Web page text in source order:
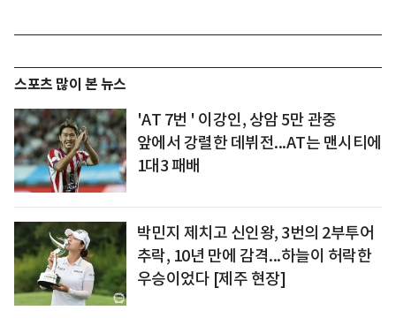
스포츠 많이 본 뉴스
'AT 7번 ' 이강인, 상암 5만 관중
앞에서 강렬한 데뷔전...AT는 맨시티에
1대3 패배
박민지 제치고 신인왕, 3번의 2부투어
추락, 10년 만에 감격...하늘이 허락한
우승이었다 [제주 현장]